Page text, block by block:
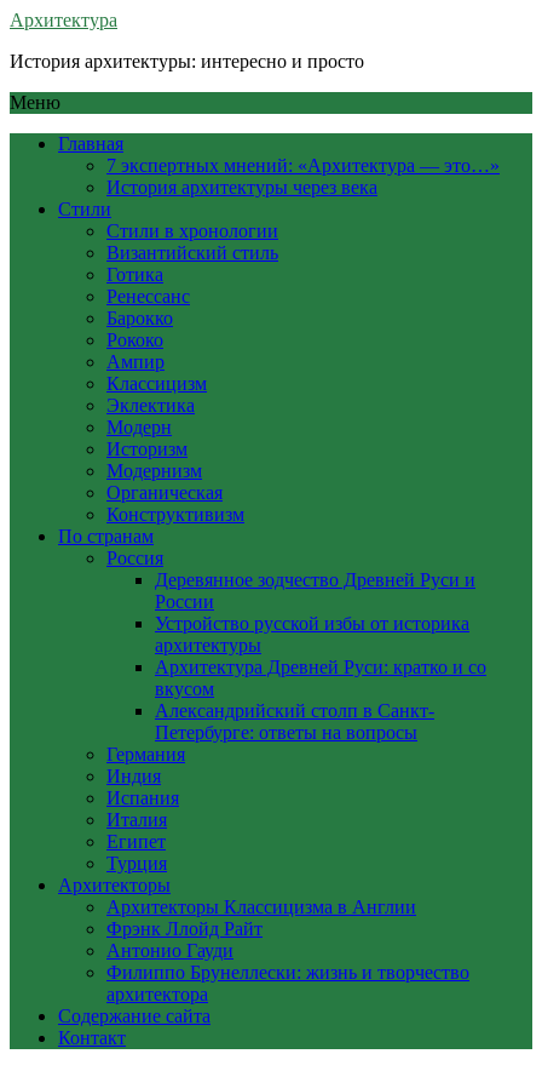
Архитектура
История архитектуры: интересно и просто
Меню
Главная
7 экспертных мнений: «Архитектура — это…»
История архитектуры через века
Стили
Стили в хронологии
Византийский стиль
Готика
Ренессанс
Барокко
Рококо
Ампир
Классицизм
Эклектика
Модерн
Историзм
Модернизм
Органическая
Конструктивизм
По странам
Россия
Деревянное зодчество Древней Руси и
России
Устройство русской избы от историка
архитектуры
Архитектура Древней Руси: кратко и со
вкусом
Александрийский столп в Санкт-
Петербурге: ответы на вопросы
Германия
Индия
Испания
Италия
Египет
Турция
Архитекторы
Архитекторы Классицизма в Англии
Фрэнк Ллойд Райт
Антонио Гауди
Филиппо Брунеллески: жизнь и творчество
архитектора
Содержание сайта
Контакт